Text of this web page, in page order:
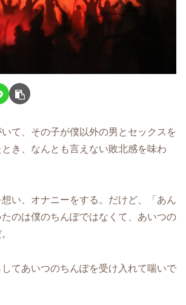
て、その子が僕以外の男とセックスを
き、なんとも言えない敗北感を味わ
い、オナニーをする。だけど、「あん
のは僕のちんぽではなくて、あいつの
てあいつのちんぽを受け入れて喘いで